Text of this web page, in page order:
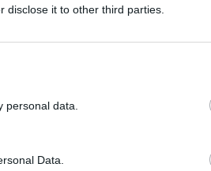
disclose it to other third parties.
personal data.
Data.